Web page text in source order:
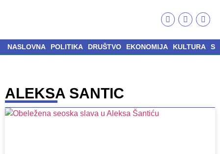
NASLOVNA POLITIKA DRUŠTVO EKONOMIJA KULTURA
ALEKSA SANTIC